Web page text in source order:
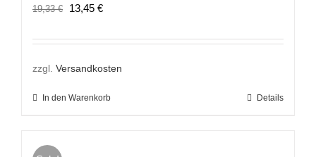
19,33€
Ursprünglicher
war:
19,33 €
13,45 €Aktueller
ist:
13,45 €.
zzgl. Versandkosten
In den Warenkorb Details